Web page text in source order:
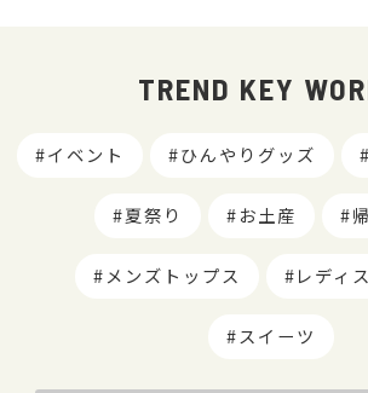
TREND KEY
イベント ひんやりグッズ
夏祭り お土産
メンズトップス レディ
スイーツ